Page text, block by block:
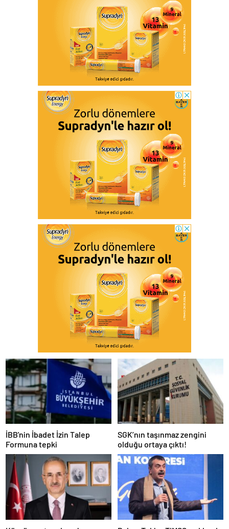
İBB'nin İbadet İzin Talep
Formuna tepki
SGK’nın taşınmaz zengini
olduğu ortaya çıktı!